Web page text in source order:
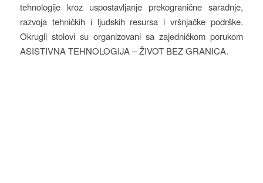
tehnologije kroz uspostavljanje prekogranične saradnje,
razvoja tehničkih i ljudskih resursa i vršnjačke podrške.
Okrugli stolovi su organizovani sa zajedničkom porukom
ASISTIVNA TEHNOLOGIJA – ŽIVOT BEZ GRANICA.